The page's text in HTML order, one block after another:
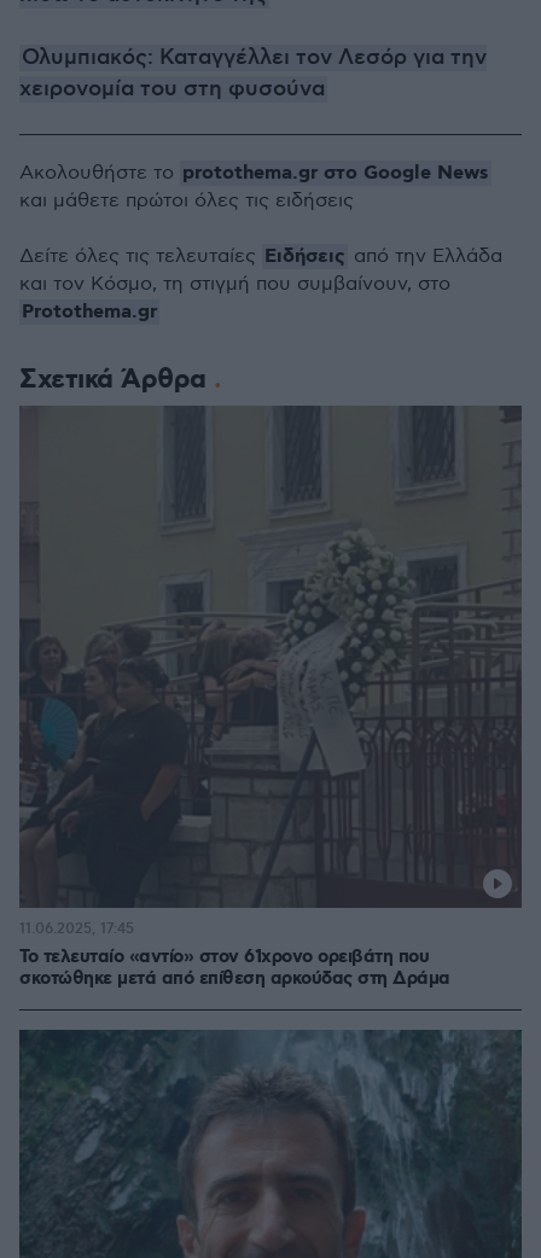
Ολυμπιακός: Καταγγέλλει τον Λεσόρ για την
χειρονομία του στη φυσούνα
Σχετικά Άρθρα
Το τελευταίο «αντίο» στον 61χρονο ορειβάτη που
σκοτώθηκε μετά από επίθεση αρκούδας στη Δράμα
11.06.2025, 17:45
Ακολουθήστε το protothema.gr στο Google News
και μάθετε πρώτοι όλες τις ειδήσεις
Δείτε όλες τις τελευταίες Ειδήσεις από την Ελλάδα
και τον Κόσμο, τη στιγμή που συμβαίνουν, στο
Protothema.gr